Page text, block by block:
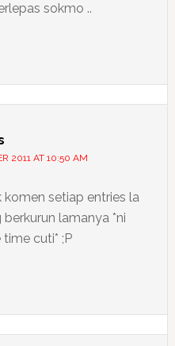
sokmo ..
2011 AT 10:50 AM
komen setiap entries la
lamanya *ni
cuti* ;P